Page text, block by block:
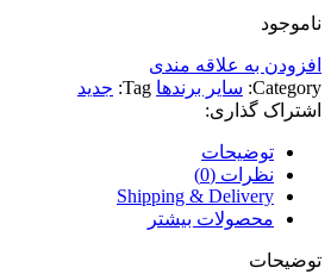
ناموجود
افزودن به علاقه مندی
Category: سایر برندها Tag: جدید
اشتراک گذاری:
توضیحات
نظرات (0)
Shipping & Delivery
محصولات بیشتر
توضیحات